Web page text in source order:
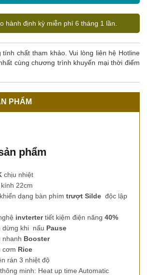
hành định kỳ miễn phí 6 tháng 1 lần.
tính chất tham khảo. Vui lòng liên hệ Hotline
cùng chương trình khuyến mại thời điểm
PHẨM
phẩm
chịu nhiệt
22cm
dạng bàn phím trượt Silde độc lập
invtertertiết kiệm điện năng 40%
dừng khi nấu Pause
nhanh Booster
cơm Rice
rán 3 nhiệt độ
minh: Heat up time Automatic